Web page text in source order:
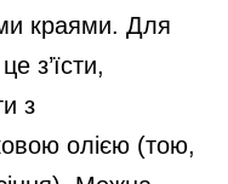
краями. Для
з’їсти,
з
олією (тою,